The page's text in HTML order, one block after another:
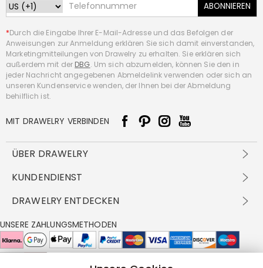
ABONNIEREN
*Durch die Eingabe Ihrer E-Mail-Adresse und das Befolgen der
Anweisungen zur Anmeldung erklären Sie sich damit einverstanden,
Marketingmitteilungen von Drawelry zu erhalten. Sie erklären sich
außerdem mit der DBG. Um sich abzumelden, können Sie den in
jeder Nachricht angegebenen Abmeldelink verwenden oder sich an
unseren Kundenservice wenden, der Ihnen bei der Abmeldung
behilflich ist.
MIT DRAWELRY VERBINDEN
ÜBER DRAWELRY
Über Uns
DBG
FAQ
Cookie-Richtlinie
KUNDENDIENST
Versandbedingungen
Rückgabe & Umtausch
Pflegehinweis
DRAWELRY ENTDECKEN
Großhandelsangebot
Drawelry Prime
Bonusprogramm
UNSERE ZAHLUNGSMETHODEN